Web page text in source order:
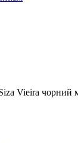
Vieira чорний